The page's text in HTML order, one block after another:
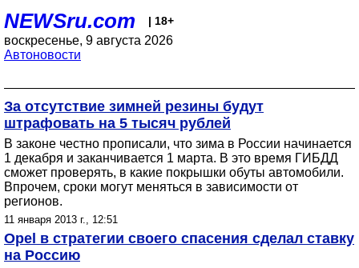
NEWSru.com | 18+
воскресенье, 9 августа 2026
Автоновости
За отсутствие зимней резины будут
штрафовать на 5 тысяч рублей
В законе честно прописали, что зима в России начинается
1 декабря и заканчивается 1 марта. В это время ГИБДД
сможет проверять, в какие покрышки обуты автомобили.
Впрочем, сроки могут меняться в зависимости от
регионов.
11 января 2013 г., 12:51
Opel в стратегии своего спасения сделал ставку
на Россию